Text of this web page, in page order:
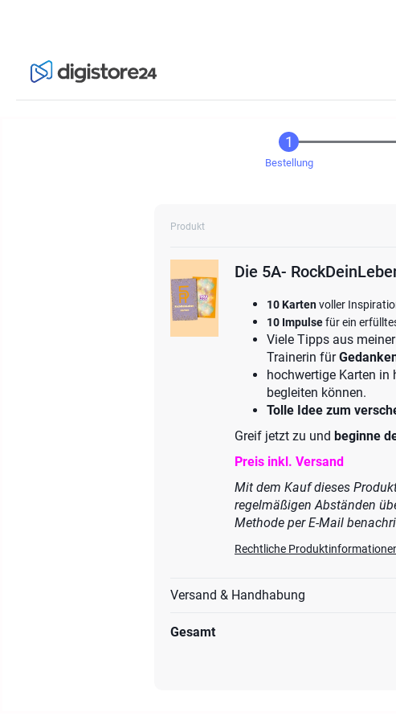
Bestellung
Produkt
Die 5A-
10 Kartenvoller
10 Impulsefür ein
Viele Tipps aus
Trainerin für
hochwertige Karten in
begleiten können.
Tolle Idee zum
Greif jetzt zu und beginne
Preis inkl. Versand
Mit dem Kauf dieses
regelmäßigen Abständen
Methode per E-Mail
Rechtliche
Versand & Handhabung
Gesamt